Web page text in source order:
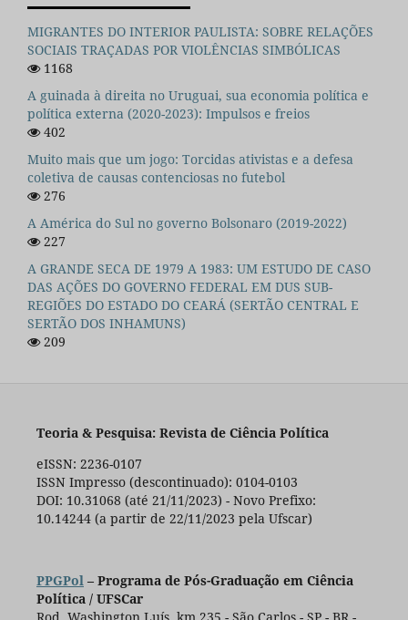
MIGRANTES DO INTERIOR PAULISTA: SOBRE RELAÇÕES
SOCIAIS TRAÇADAS POR VIOLÊNCIAS SIMBÓLICAS
1168
A guinada à direita no Uruguai, sua economia política e
política externa (2020-2023): Impulsos e freios
402
Muito mais que um jogo: Torcidas ativistas e a defesa
coletiva de causas contenciosas no futebol
276
A América do Sul no governo Bolsonaro (2019-2022)
227
A GRANDE SECA DE 1979 A 1983: UM ESTUDO DE CASO
DAS AÇÕES DO GOVERNO FEDERAL EM DUS SUB-
REGIÕES DO ESTADO DO CEARÁ (SERTÃO CENTRAL E
SERTÃO DOS INHAMUNS)
209
Teoria & Pesquisa: Revista de Ciência Política
eISSN: 2236-0107
ISSN Impresso (descontinuado): 0104-0103
DOI: 10.31068 (até 21/11/2023) - Novo Prefixo:
10.14244 (a partir de 22/11/2023 pela Ufscar)
PPGPol– Programa de Pós-Graduação em Ciência
Política / UFSCar